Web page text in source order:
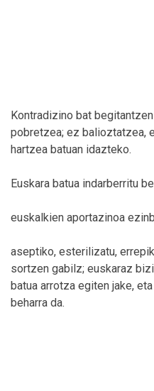
Kontradizino bat
pobretzea; ez balioztatzea,
hartzea batuan idazteko.
Euskara batua indarberritu
euskalkien aportazinoa
aseptiko, esterilizatu,
sortzen gabilz; euskaraz
batua arrotza egiten jake,
beharra da.